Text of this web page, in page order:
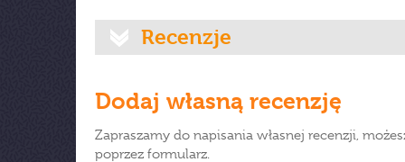
Recenzje
Dodaj własną recenzję
Zapraszamy do napisania własnej recenzji,
poprzez formularz.